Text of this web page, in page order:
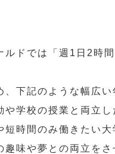
ルドでは「週1日2時
、下記のような幅広
や学校の授業と両立し
短時間のみ働きたい大
趣味や夢との両立を